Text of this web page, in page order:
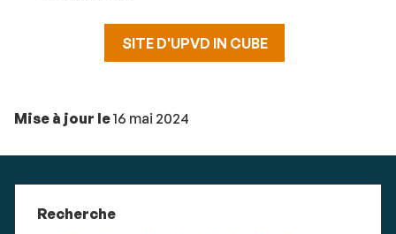
SITE D'UPVD IN CUBE
Mise à jour le16 mai 2024
Recherche